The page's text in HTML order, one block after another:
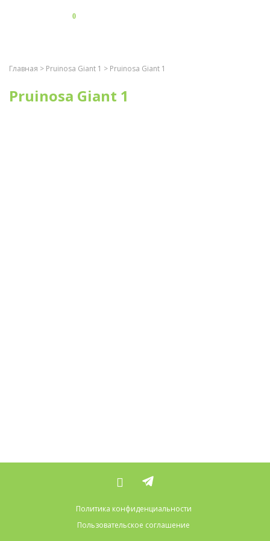
0
Главная > Pruinosa Giant 1 > Pruinosa Giant 1
Pruinosa Giant 1
Политика конфиденциальности
Пользовательское соглашение